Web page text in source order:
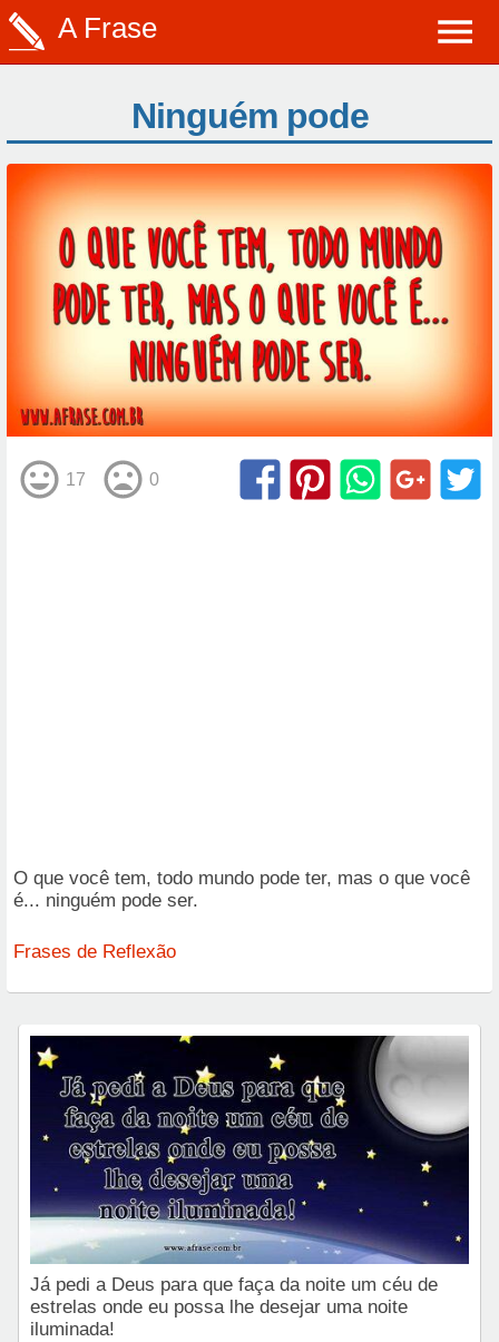
A Frase
Ninguém pode
17 0
O que você tem, todo mundo pode ter, mas o que você
é... ninguém pode ser.
Frases de Reflexão
Já pedi a Deus para que faça da noite um céu de
estrelas onde eu possa lhe desejar uma noite
iluminada!